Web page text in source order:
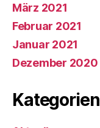
März 2021
Februar 2021
Januar 2021
Dezember 2020
Kategorien